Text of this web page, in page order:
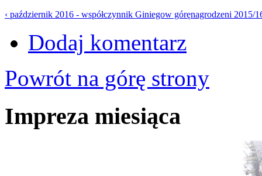
‹ październik 2016 - współczynnik Giniegow góręnagrodzeni 2015/
Dodaj komentarz
Powrót na górę strony
Impreza miesiąca